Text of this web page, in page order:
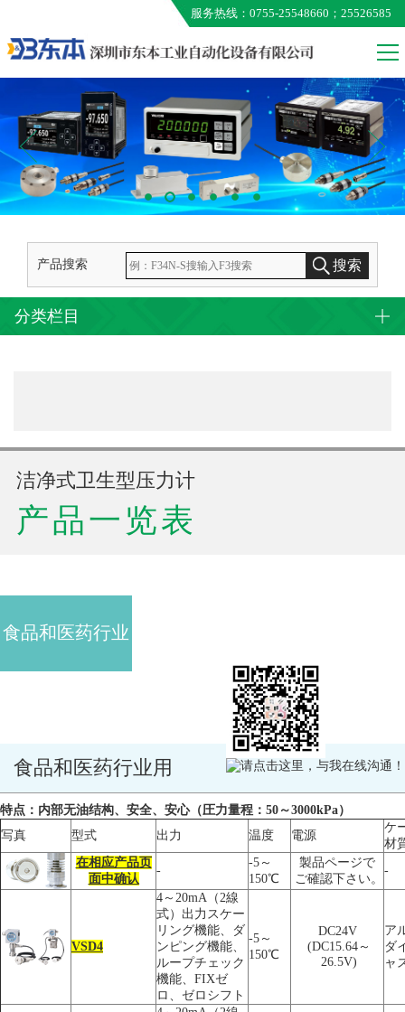
MEG
ONO AUMO
KUNIMORI
EXTION
TAMAGAWA
服务热线：0755-25548660；25526585
产品搜索 搜索
分类栏目
洁净式卫生型压力计
产品一览表
食品和医药行业
食品和医药行业用
特点：内部无油结构、安全、安心（圧力量程： 50 ～3000kPa）
写真
型式 出力 温度 電源
ケ
材
在相应产品页
面中确认
-
-5～
150℃
製品ページで
ご確認下さい。
-
VSD4
4～20mA（2線
式）出力スケー
リング機能、ダ
ンピング機能、
ループチェック
機能、FIXゼ
ロ、ゼロシフト
-5～
150℃
DC24V
(DC15.64～
26.5V)
ア
ダ
ャ